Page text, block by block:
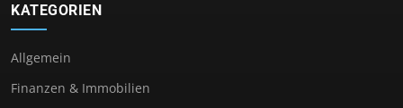
KATEGORIEN
Allgemein
Finanzen & Immobilien